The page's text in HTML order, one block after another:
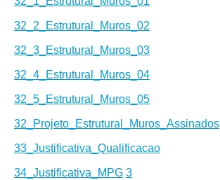
32_2_Estrutural_Muros_02
32_3_Estrutural_Muros_03
32_4_Estrutural_Muros_04
32_5_Estrutural_Muros_05
32_Projeto_Estrutural_Muros_Assinados
33_Justificativa_Qualificacao
34_Justificativa_MPG 3